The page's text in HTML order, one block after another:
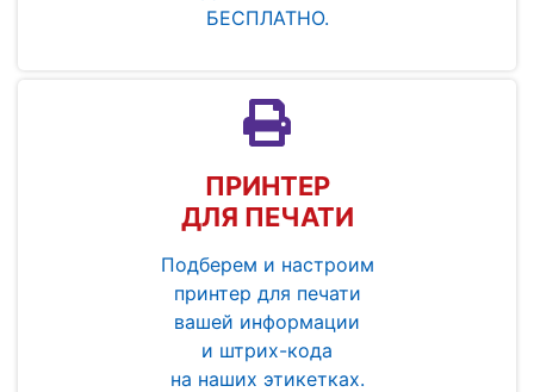
БЕСПЛАТНО.
ПРИНТЕР
ДЛЯ ПЕЧАТИ
Подберем и настроим
принтер для печати
вашей информации
и штрих-кода
на наших этикетках.